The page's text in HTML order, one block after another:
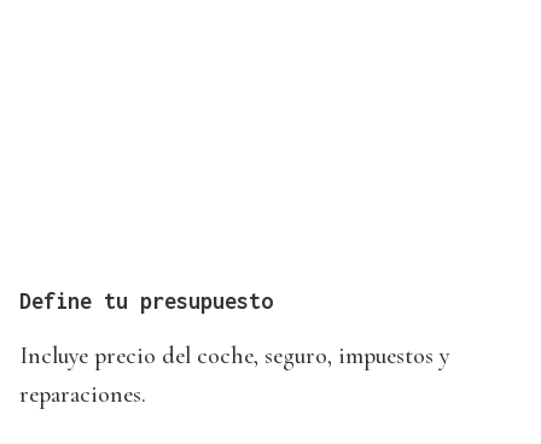
Define tu presupuesto
Incluye precio del coche, seguro, impuestos y
reparaciones.